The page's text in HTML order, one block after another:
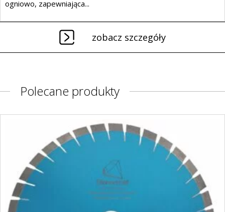
ogniowo, zapewniająca...
zobacz szczegóły
Polecane produkty